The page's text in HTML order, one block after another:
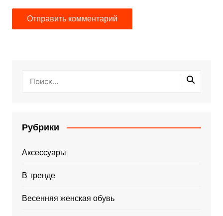
Рубрики
Аксессуары
В тренде
Весенняя женская обувь